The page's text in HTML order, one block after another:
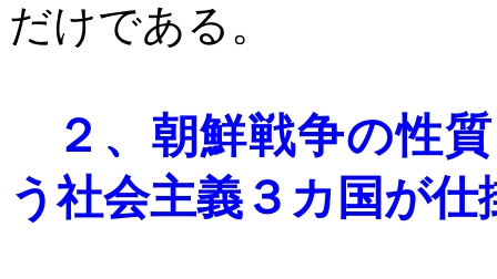
だけである。
２、 朝鮮戦争の性
う社会主義３カ国が仕